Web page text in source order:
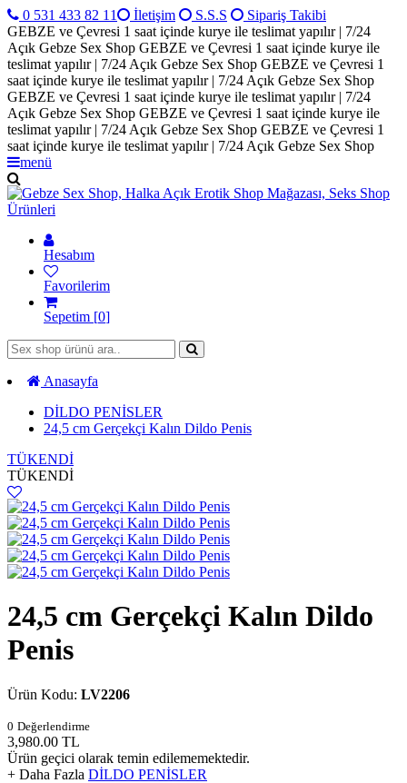
0 531 433 82 11 İletişim S.S.S
Sipariş Takibi
GEBZE ve Çevresi 1 saat içinde kurye ile teslimat yapılır | 7/24
Açık Gebze Sex Shop GEBZE ve Çevresi 1 saat içinde kurye ile
teslimat yapılır | 7/24 Açık Gebze Sex Shop GEBZE ve Çevresi 1
saat içinde kurye ile teslimat yapılır | 7/24 Açık Gebze Sex Shop
GEBZE ve Çevresi 1 saat içinde kurye ile teslimat yapılır | 7/24
Açık Gebze Sex Shop GEBZE ve Çevresi 1 saat içinde kurye ile
teslimat yapılır | 7/24 Açık Gebze Sex Shop GEBZE ve Çevresi 1
saat içinde kurye ile teslimat yapılır | 7/24 Açık Gebze Sex Shop
menü
Hesabım
Favorilerim
Sepetim [0]
Anasayfa
DİLDO PENİSLER
24,5 cm Gerçekçi Kalın Dildo Penis
TÜKENDİ
TÜKENDİ
24,5 cm Gerçekçi Kalın Dildo
Penis
Ürün Kodu: LV2206
0 Değerlendirme
3,980.00 TL
Ürün geçici olarak temin edilememektedir.
+ Daha Fazla DİLDO PENİSLER